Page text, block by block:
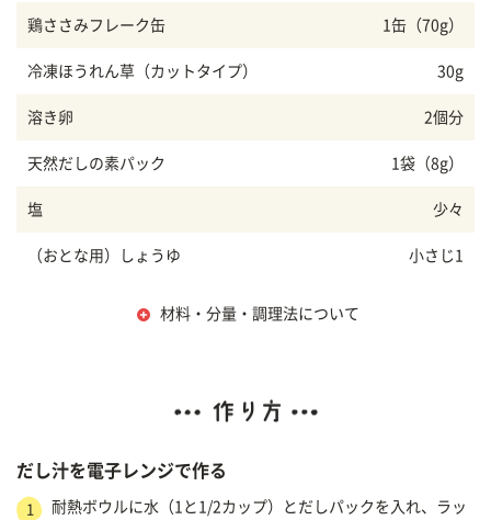
鶏ささみフレーク缶 1缶（70g）
冷凍ほうれん草（カットタイプ） 30g
溶き卵 2個分
天然だしの素パック 1袋（8g）
塩 少々
（おとな用）しょうゆ 小さじ1
材料・分量・調理法について
だし汁を電子レンジで作る
1
耐熱ボウルに水（1と1/2カップ）とだしパックを入れ、ラッ